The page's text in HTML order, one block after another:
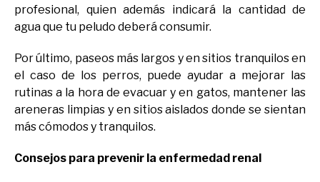
profesional, quien además indicará la cantidad de
agua que tu peludo deberá consumir.
Por último, paseos más largos y en sitios tranquilos en
el caso de los perros, puede ayudar a mejorar las
rutinas a la hora de evacuar y en gatos, mantener las
areneras limpias y en sitios aislados donde se sientan
más cómodos y tranquilos.
Consejos para prevenir la enfermedad renal